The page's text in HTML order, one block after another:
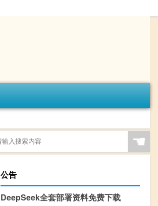
☚
公告
DeepSeek全套部署资料免费下载